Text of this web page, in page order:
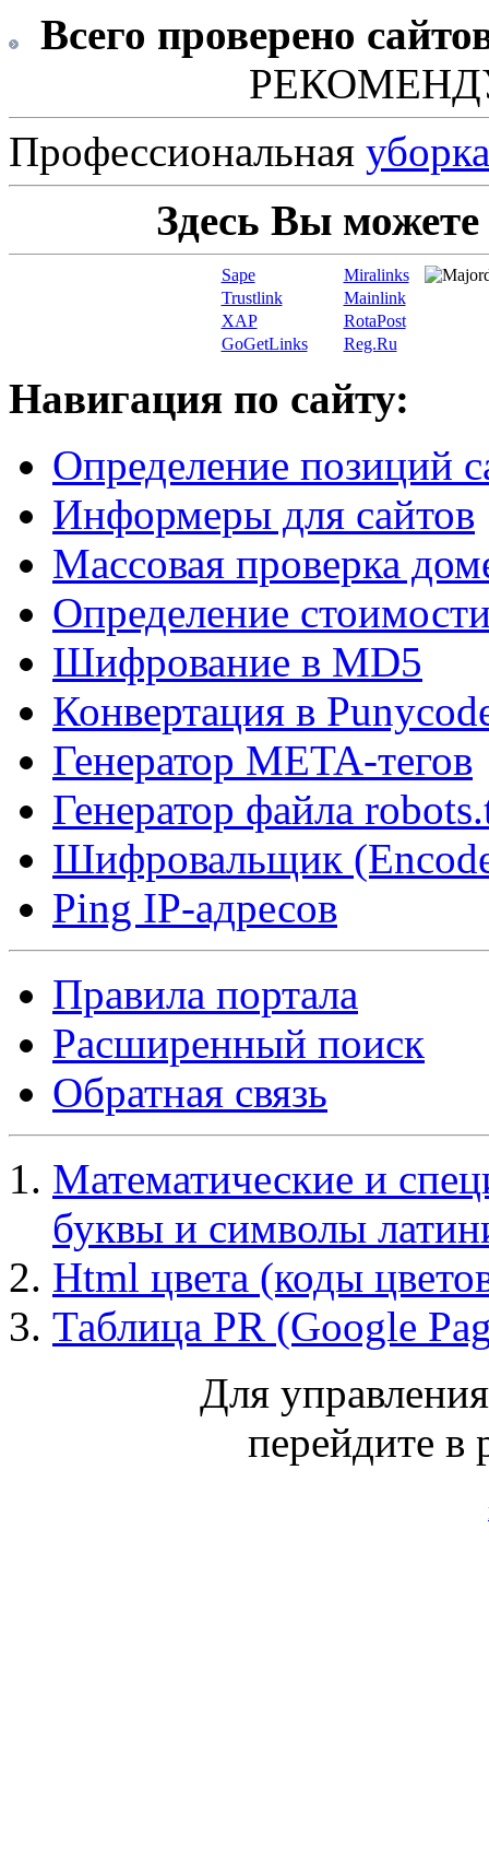
Всего проверено
Профессиональная уборка
Здесь Вы
Sape
Trustlink
XAP
GoGetLinks
Miralinks
Mainlink
RotaPost
Reg.Ru
Навигация по сайту:
Определение позиций
Информеры для сайтов
Массовая проверка
Определение
Шифрование в MD5
Конвертация в
Генератор META-тегов
Генератор файла
Шифровальщик
Ping IP-адресов
Правила портала
Расширенный поиск
Обратная связь
Математические и
буквы и символы
Html цвета (коды
Таблица PR (Google
Для
перейдите в